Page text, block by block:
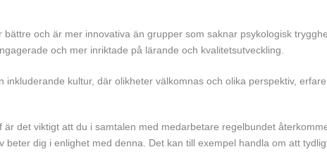
och är mer innovativa än grupper som saknar psykologisk
och mer inriktade på lärande och kvalitetsutveckling.
kultur, där olikheter välkomnas och olika perspektiv,
är det viktigt att du i samtalen med medarbetare regelbundet
beter dig i enlighet med denna. Det kan till exempel handla om att